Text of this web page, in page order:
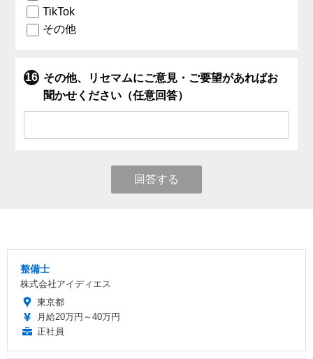
TikTok
その他
その他、リセマムにご意見・ご要望があればお
聞かせください（任意回答）
回答する
整備士
株式会社アイディエス
東京都
月給20万円～40万円
正社員